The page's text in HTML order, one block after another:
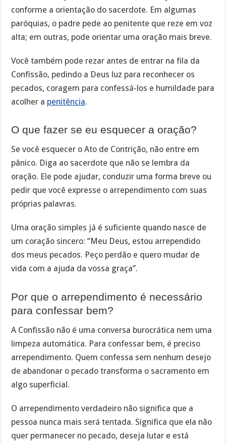
conforme a orientação do sacerdote. Em algumas
paróquias, o padre pede ao penitente que reze em voz
alta; em outras, pode orientar uma oração mais breve.
Você também pode rezar antes de entrar na fila da
Confissão, pedindo a Deus luz para reconhecer os
pecados, coragem para confessá-los e humildade para
acolher a penitência.
O que fazer se eu esquecer a oração?
Se você esquecer o Ato de Contrição, não entre em
pânico. Diga ao sacerdote que não se lembra da
oração. Ele pode ajudar, conduzir uma forma breve ou
pedir que você expresse o arrependimento com suas
próprias palavras.
Uma oração simples já é suficiente quando nasce de
um coração sincero: “Meu Deus, estou arrependido
dos meus pecados. Peço perdão e quero mudar de
vida com a ajuda da vossa graça”.
Por que o arrependimento é necessário
para confessar bem?
A Confissão não é uma conversa burocrática nem uma
limpeza automática. Para confessar bem, é preciso
arrependimento. Quem confessa sem nenhum desejo
de abandonar o pecado transforma o sacramento em
algo superficial.
O arrependimento verdadeiro não significa que a
pessoa nunca mais será tentada. Significa que ela não
quer permanecer no pecado, deseja lutar e está